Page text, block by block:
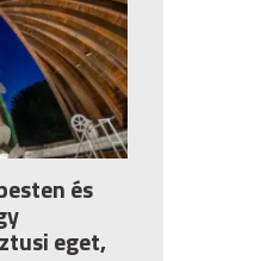
és
eget,